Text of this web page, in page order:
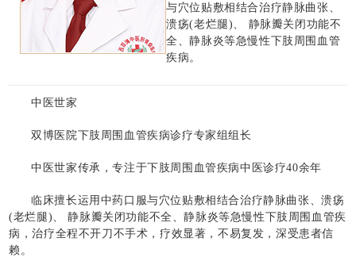
与穴位贴敷相结合治疗静脉曲张、
溃疡(老烂腿)、 静脉瓣关闭功能不
全、静脉炎等急慢性下肢周围血管
疾病。
中医世家
双博医院下肢周围血管疾病诊疗专家组组长
中医世家传承，专注于下肢周围血管疾病中医诊疗40余年
临床擅长运用中药口服与穴位贴敷相结合治疗静脉曲张、溃疡
(老烂腿)、 静脉瓣关闭功能不全、静脉炎等急慢性下肢周围血管疾
病，治疗全程不开刀不手术，疗效显著，不易复发，深受患者信
赖。